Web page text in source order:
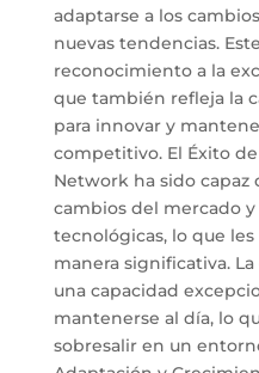
adaptarse a los
nuevas tendencias.
reconocimiento a la
que también refleja la
para innovar y
competitivo. El Éxito
Network ha sido capaz
cambios del mercado
tecnológicas, lo que
manera significativa.
una capacidad
mantenerse al día, lo
sobresalir en un